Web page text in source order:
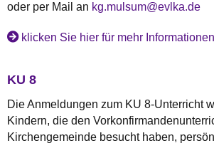
oder per Mail an kg.mulsum@evlka.de
klicken Sie hier für mehr Informationen
KU 8
Die Anmeldungen zum KU 8-Unterricht
Kindern, die den
Kirchengemeinde besucht haben,